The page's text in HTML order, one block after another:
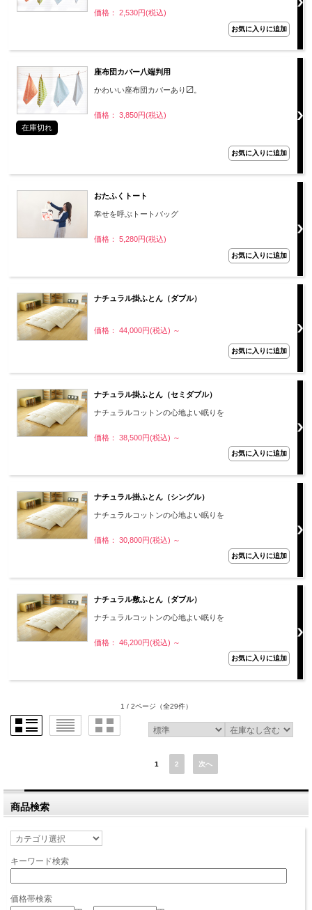
価格： 2,530円(税込)
座布団カバー八端判用
かわいい座布団カバーあり〼。
価格： 3,850円(税込)
在庫切れ
おたふくトート
幸せを呼ぶトートバッグ
価格： 5,280円(税込)
ナチュラル掛ふとん（ダブル）
価格： 44,000円(税込) ～
ナチュラル掛ふとん（セミダブル）
ナチュラルコットンの心地よい眠りを
価格： 38,500円(税込) ～
ナチュラル掛ふとん（シングル）
ナチュラルコットンの心地よい眠りを
価格： 30,800円(税込) ～
ナチュラル敷ふとん（ダブル）
ナチュラルコットンの心地よい眠りを
価格： 46,200円(税込) ～
1 / 2ページ （全29件）
1 2 次へ
商品検索
キーワード検索
価格帯検索